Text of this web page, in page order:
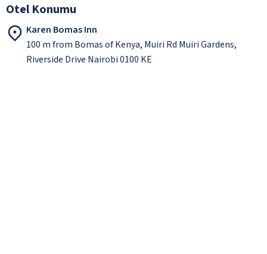
Otel Konumu
Karen Bomas Inn
100 m from Bomas of Kenya, Muiri Rd Muiri Gardens,
Riverside Drive Nairobi 0100 KE